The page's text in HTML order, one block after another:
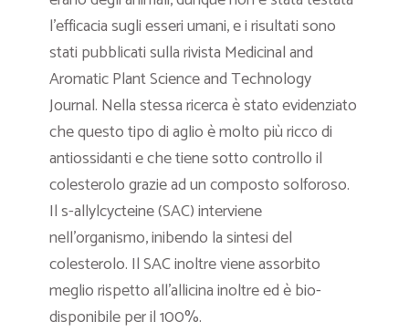
l’efficacia sugli esseri umani, e i risultati sono
stati pubblicati sulla rivista Medicinal and
Aromatic Plant Science and Technology
Journal. Nella stessa ricerca è stato evidenziato
che questo tipo di aglio è molto più ricco di
antiossidanti e che tiene sotto controllo il
colesterolo grazie ad un composto solforoso.
Il s-allylcycteine (SAC) interviene
nell’organismo, inibendo la sintesi del
colesterolo. Il SAC inoltre viene assorbito
meglio rispetto all’allicina inoltre ed è bio-
disponibile per il 100%.